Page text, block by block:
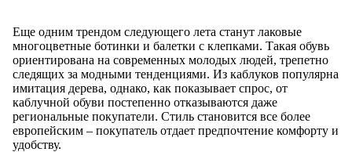
Еще одним трендом следующего лета станут лаковые
многоцветные ботинки и балетки с клепками. Такая обувь
ориентирована на современных молодых людей, трепетно
следящих за модными тенденциями. Из каблуков популярна
имитация дерева, однако, как показывает спрос, от
каблучной обуви постепенно отказываются даже
региональные покупатели. Стиль становится все более
европейским – покупатель отдает предпочтение комфорту и
удобству.